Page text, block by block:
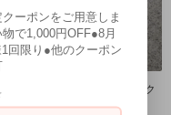
KANKURIT│ラプアン カンク
ットショール［MARIA マリ
ーポンをご用意しま
で1,000円OFF●8月
回限り●他のクーポン